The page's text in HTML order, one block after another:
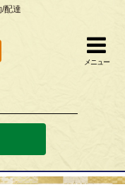
閉じる
00 [定休日]水曜
配達
メニュー